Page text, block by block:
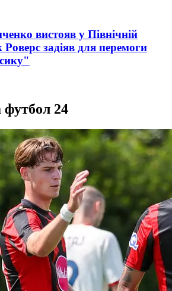
вистояв у Північній
задіяв для перемоги
24